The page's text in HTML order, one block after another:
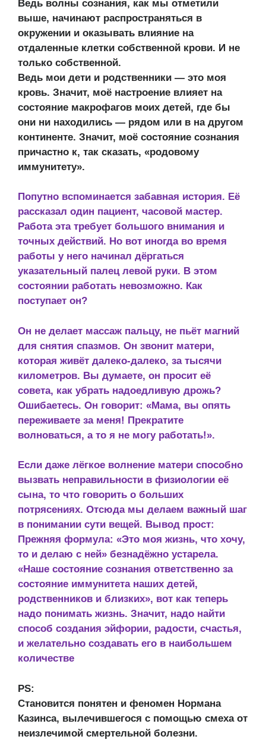
Ведь волны сознания, как мы отметили
выше, начинают распространяться в
окружении и оказывать влияние на
отдаленные клетки собственной крови. И не
только собственной.
Ведь мои дети и родственники — это моя
кровь. Значит, моё настроение влияет на
состояние макрофагов моих детей, где бы
они ни находились — рядом или в на другом
континенте. Значит, моё состояние сознания
причастно к, так сказать, «родовому
иммунитету».
Попутно вспоминается забавная история. Её
рассказал один пациент, часовой мастер.
Работа эта требует большого внимания и
точных действий. Но вот иногда во время
работы у него начинал дёргаться
указательный палец левой руки. В этом
состоянии работать невозможно. Как
поступает он?
Он не делает массаж пальцу, не пьёт магний
для снятия спазмов. Он звонит матери,
которая живёт далеко-далеко, за тысячи
километров. Вы думаете, он просит её
совета, как убрать надоедливую дрожь?
Ошибаетесь. Он говорит: «Мама, вы опять
переживаете за меня! Прекратите
волноваться, а то я не могу работать!».
Если даже лёгкое волнение матери способно
вызвать неправильности в физиологии её
сына, то что говорить о больших
потрясениях. Отсюда мы делаем важный шаг
в понимании сути вещей. Вывод прост:
Прежняя формула: «Это моя жизнь, что хочу,
то и делаю с ней» безнадёжно устарела.
«Наше состояние сознания ответственно за
состояние иммунитета наших детей,
родственников и близких», вот как теперь
надо понимать жизнь. Значит, надо найти
способ создания эйфории, радости, счастья,
и желательно создавать его в наибольшем
количестве
PS:
Становится понятен и феномен Нормана
Казинса, вылечившегося с помощью смеха от
неизлечимой смертельной болезни.